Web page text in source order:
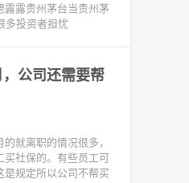
露露贵州茅台当贵州茅
多投资者担忧
公司还需要帮
就离职的情况很多，
买社保的。有些员工可
是规定所以公司不帮买